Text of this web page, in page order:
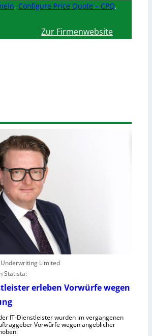
, Configure Price Quote – CPQ,
Zur Firmenwebsite
Limited
Statista:
erleben Vorwürfe wegen
IT-Dienstleister wurden im vergangenen
Vorwürfe wegen angeblicher